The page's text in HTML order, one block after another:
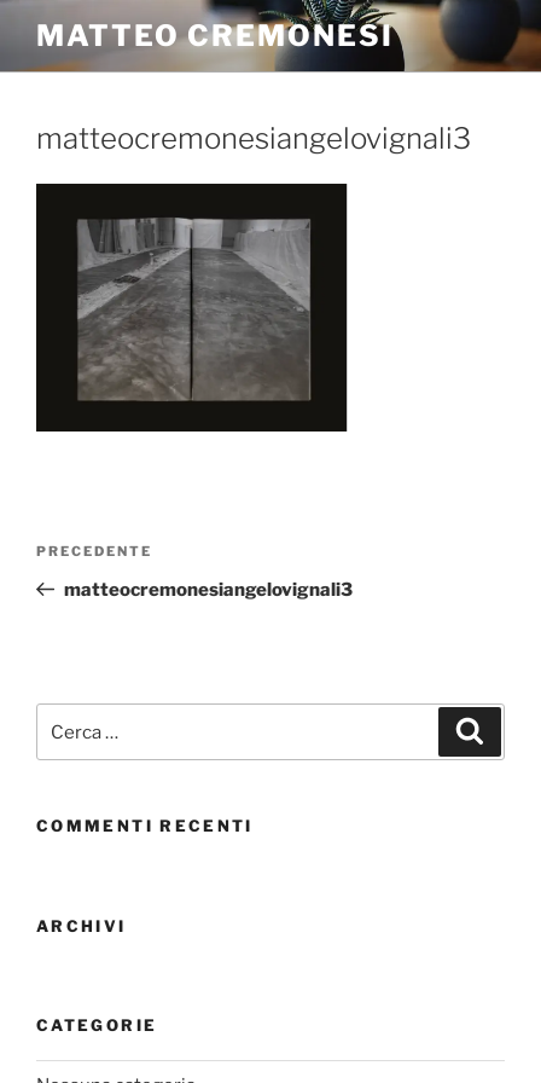
MATTEO CREMONESI
matteocremonesiangelovignali3
PRECEDENTE
matteocremonesiangelovignali3
COMMENTI RECENTI
ARCHIVI
CATEGORIE